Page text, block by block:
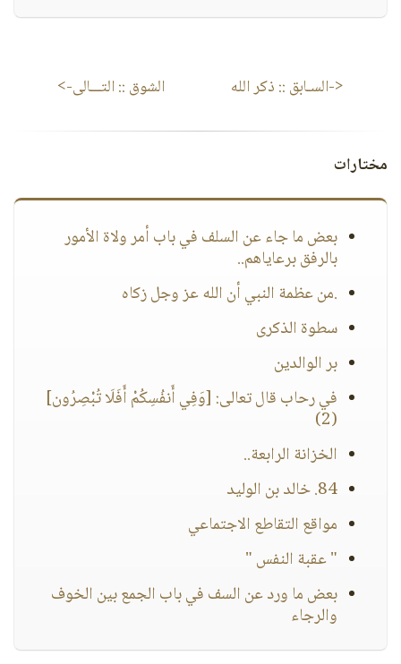
<-السـابق :: ذكر الله الشوق :: التـــالى->
مختارات
بعض ما جاء عن السلف في باب أمر ولاة الأمور
بالرفق برعاياهم..
.من عظمة النبي أن الله عز وجل زكاه
سطوة الذكرى
بر الوالدين
في رحاب قال تعالى: [وَفِي أَنفُسِكُمْ أَفَلَا تُبْصِرُون]
(2)
الخزانة الرابعة..
84. خالد بن الوليد
مواقع التقاطع الاجتماعي
" عقبة النفس "
بعض ما ورد عن السف في باب الجمع بين الخوف
والرجاء